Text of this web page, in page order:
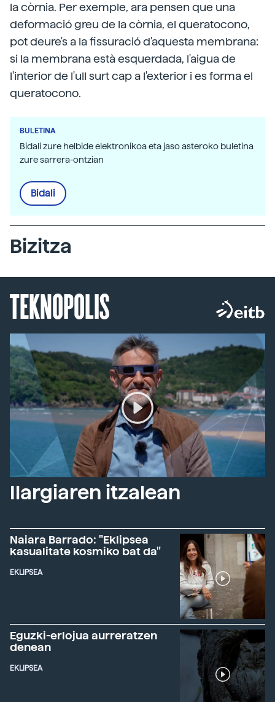
la còrnia. Per exemple, ara pensen que una
deformació greu de la còrnia, el queratocono,
pot deure's a la fissuració d'aquesta membrana:
si la membrana està esquerdada, l'aigua de
l'interior de l'ull surt cap a l'exterior i es forma el
queratocono.
BULETINA
Bidali zure helbide elektronikoa eta jaso asteroko buletina
zure sarrera-ontzian
Bidali
Bizitza
TEKNOPOLIS
Ilargiaren itzalean
Naiara Barrado: "Eklipsea
kasualitate kosmiko bat da"
EKLIPSEA
Eguzki-erlojua aurreratzen
denean
EKLIPSEA